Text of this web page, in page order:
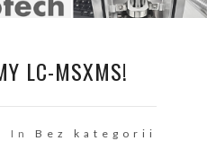
LC-MSXMS!
In Bez kategorii